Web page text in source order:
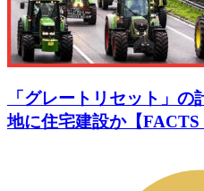
「グレートリセット」
地に住宅建設か【FACTS